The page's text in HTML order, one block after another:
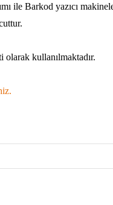
ile Barkod yazıcı
kullanılmaktadır.